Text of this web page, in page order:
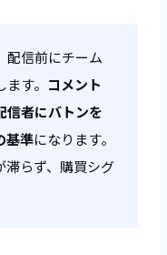
配信前にチーム
す。 コメント
信者にバトンを
基準になります。
滞らず、購買シグ